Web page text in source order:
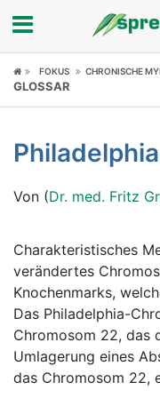
Fokus
Symptome
Untersuchungen
News
Ratgeber
Rubriken
FOKUS CHRONISCHE
GLOSSAR
Von (Dr. med. Fritz
Charakteristisches
verändertes
Knochenmarks,
Das Philadelphia-
Chromosom 22, das
Umlagerung eines
das Chromosom 22,